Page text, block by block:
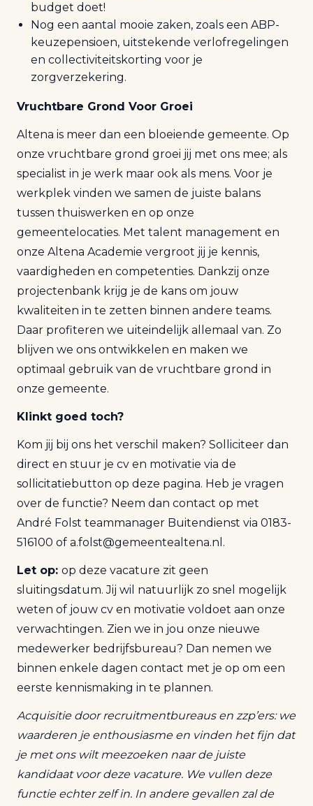
budget doet!
Nog een aantal mooie zaken, zoals een ABP-
keuzepensioen, uitstekende verlofregelingen
en collectiviteitskorting voor je
zorgverzekering.
Vruchtbare Grond Voor Groei
Altena is meer dan een bloeiende gemeente. Op
onze vruchtbare grond groei jij met ons mee; als
specialist in je werk maar ook als mens. Voor je
werkplek vinden we samen de juiste balans
tussen thuiswerken en op onze
gemeentelocaties. Met talent management en
onze Altena Academie vergroot jij je kennis,
vaardigheden en competenties. Dankzij onze
projectenbank krijg je de kans om jouw
kwaliteiten in te zetten binnen andere teams.
Daar profiteren we uiteindelijk allemaal van. Zo
blijven we ons ontwikkelen en maken we
optimaal gebruik van de vruchtbare grond in
onze gemeente.
Klinkt goed toch?
Kom jij bij ons het verschil maken? Solliciteer dan
direct en stuur je cv en motivatie via de
sollicitatiebutton op deze pagina. Heb je vragen
over de functie? Neem dan contact op met
André Folst teammanager Buitendienst via 0183-
516100 of a.folst@gemeentealtena.nl.
Let op: op deze vacature zit geen
sluitingsdatum. Jij wil natuurlijk zo snel mogelijk
weten of jouw cv en motivatie voldoet aan onze
verwachtingen. Zien we in jou onze nieuwe
medewerker bedrijfsbureau? Dan nemen we
binnen enkele dagen contact met je op om een
eerste kennismaking in te plannen.
Acquisitie door recruitmentbureaus en zzp’ers: we
waarderen je enthousiasme en vinden het fijn dat
je met ons wilt meezoeken naar de juiste
kandidaat voor deze vacature. We vullen deze
functie echter zelf in. In andere gevallen zal de